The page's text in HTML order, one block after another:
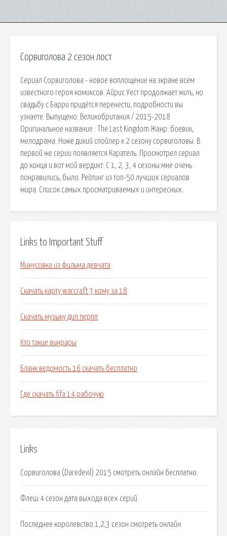
Сорвиголова 2 сезон лост
Сериал Сорвиголова - новое воплощение на экране всем
известного героя комиксов. Айрис Уест продолжает жить, но
свадьбу с Барри придётся перенести, подробности вы
узнаете. Выпущено: Великобритания / 2015-2018
Оригинальное название : The Last Kingdom Жанр: боевик,
мелодрама. Ниже дикий спойлер к 2 сезону сорвиголовы. В
первой же серии появляется Каратель. Просмотрел сериал
до конца и вот мой вердикт: С 1, 2, 3, 4 сезоны мне очень
понравились, было. Рейтинг из топ-50 лучших сериалов
мира. Список самых просматриваемых и интересных.
Links to Important Stuff
Минусовка из фильма девчата
Скачать карту warcraft 3 кому за 18
Скачать музыку дип перпл
Кто такие винрары
Бланк ведомость 16 скачать бесплатно
Где скачать fifa 14 рабочую
Links
Сорвиголова (Daredevil) 2015 смотреть онлайн бесплатно.
Флеш 4 сезон дата выхода всех серий.
Последнее королевство 1,2,3 сезон смотреть онлайн